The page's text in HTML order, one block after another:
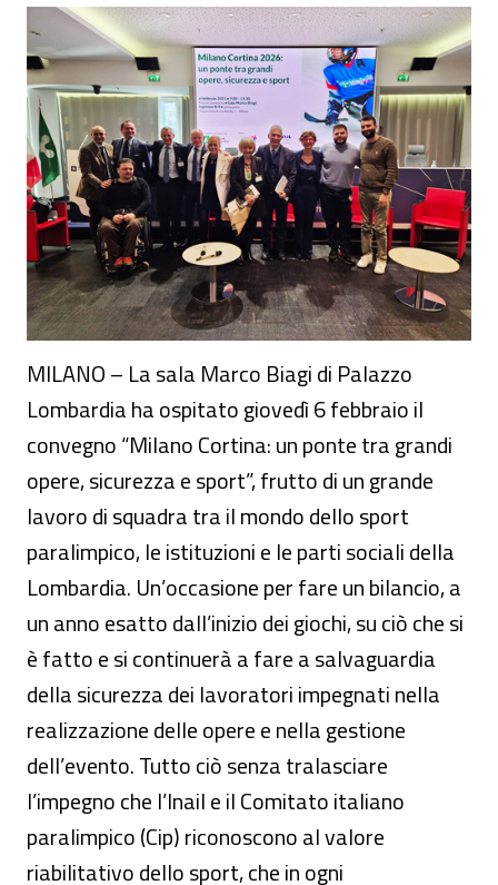
“Milano Cortina: un ponte tra grandi
MILANO – La sala Marco Biagi di Palazzo
Lombardia ha ospitato giovedì 6 febbraio il
convegno “Milano Cortina: un ponte tra grandi
opere, sicurezza e sport”, frutto di un grande
lavoro di squadra tra il mondo dello sport
paralimpico, le istituzioni e le parti sociali della
Lombardia. Un’occasione per fare un bilancio, a
un anno esatto dall’inizio dei giochi, su ciò che si
è fatto e si continuerà a fare a salvaguardia
della sicurezza dei lavoratori impegnati nella
realizzazione delle opere e nella gestione
dell’evento. Tutto ciò senza tralasciare
l’impegno che l’Inail e il Comitato italiano
paralimpico (Cip) riconoscono al valore
riabilitativo dello sport, che in ogni